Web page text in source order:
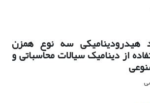
هیدرودینامیکی سه نوع همزن
از دینامیک سیالات محاسباتی و